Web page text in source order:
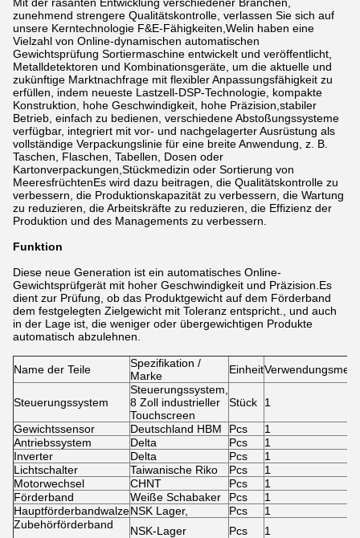
zunehmend strengere Qualitätskontrolle, verlassen Sie sich auf
unsere Kerntechnologie F&E-Fähigkeiten,Welin haben eine
Vielzahl von Online-dynamischen automatischen
Gewichtsprüfung Sortiermaschine entwickelt und veröffentlicht,
Metalldetektoren und Kombinationsgeräte, um die aktuelle und
zukünftige Marktnachfrage mit flexibler Anpassungsfähigkeit zu
erfüllen, indem neueste Lastzell-DSP-Technologie, kompakte
Konstruktion, hohe Geschwindigkeit, hohe Präzision,stabiler
Betrieb, einfach zu bedienen, verschiedene Abstoßungssysteme
verfügbar, integriert mit vor- und nachgelagerter Ausrüstung als
vollständige Verpackungslinie für eine breite Anwendung, z. B.
Taschen, Flaschen, Tabellen, Dosen oder
Kartonverpackungen,Stückmedizin oder Sortierung von
MeeresfrüchtenEs wird dazu beitragen, die Qualitätskontrolle zu
verbessern, die Produktionskapazität zu verbessern, die Wartung
zu reduzieren, die Arbeitskräfte zu reduzieren, die Effizienz der
Produktion und des Managements zu verbessern.
Funktion
Diese neue Generation ist ein automatisches Online-
Gewichtsprüfgerät mit hoher Geschwindigkeit und Präzision.Es
dient zur Prüfung, ob das Produktgewicht auf dem Förderband
dem festgelegten Zielgewicht mit Toleranz entspricht., und auch
in der Lage ist, die weniger oder übergewichtigen Produkte
automatisch abzulehnen.
Name der Teile
Spezifikation /
Marke
Einheit
Steuerungssystem
Steuerungssystem,
8 Zoll industrieller
Touchscreen
Stück 1
Gewichtssensor Deutschland HBM Pcs
1
Antriebssystem
Delta Pcs
1
Inverter
Delta Pcs
1
Lichtschalter
Taiwanische Riko Pcs
1
Motorwechsel
CHNT Pcs
1
Förderband
Weiße Schabaker Pcs
1
HauptförderbandwalzeNSK Lager, Pcs
1
Zubehörförderband
NSK-Lager Pcs 1